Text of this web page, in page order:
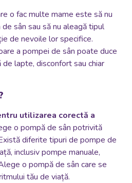
o fac multe mame este să nu
sân sau să nu aleagă tipul
de nevoile lor specifice.
a pompei de sân poate duce
lapte, disconfort sau chiar
utilizarea corectă a
o pompă de sân potrivită
diferite tipuri de pompe de
inclusiv pompe manuale,
o pompă de sân care se
tău de viață.